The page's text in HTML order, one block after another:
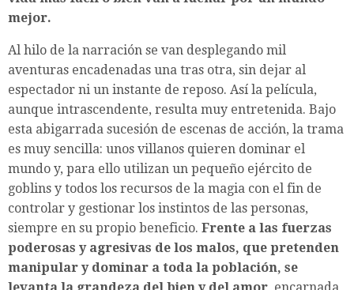
mejor.
Al hilo de la narración se van desplegando mil
aventuras encadenadas una tras otra, sin dejar al
espectador ni un instante de reposo. Así la película,
aunque intrascendente, resulta muy entretenida. Bajo
esta abigarrada sucesión de escenas de acción, la trama
es muy sencilla: unos villanos quieren dominar el
mundo y, para ello utilizan un pequeño ejército de
goblins y todos los recursos de la magia con el fin de
controlar y gestionar los instintos de las personas,
siempre en su propio beneficio. Frente a las fuerzas
poderosas y agresivas de los malos, que pretenden
manipular y dominar a toda la población, se